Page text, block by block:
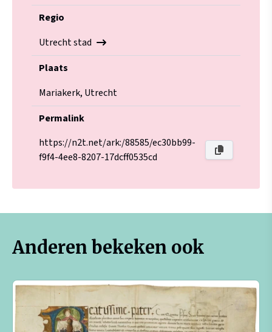
Regio
Utrecht stad
Plaats
Mariakerk, Utrecht
Permalink
https://n2t.net/ark:/88585/ec30bb99-
f9f4-4ee8-8207-17dcff0535cd
Anderen bekeken ook